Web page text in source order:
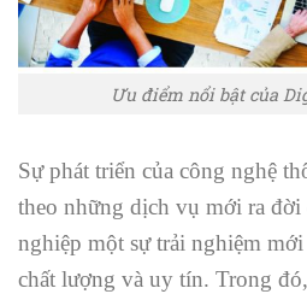
Ưu điểm nổi bật của
Sự phát triển của công nghệ
theo những dịch vụ mới ra đời
nghiệp một sự trải nghiệm
chất lượng và uy tín. Trong đó,